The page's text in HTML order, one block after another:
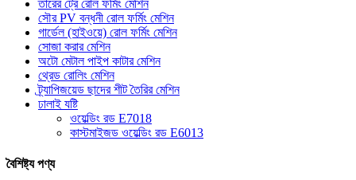
তারের ট্রে রোল ফর্মিং মেশিন
সৌর PV বন্ধনী রোল ফর্মিং মেশিন
গার্ডেল (হাইওয়ে) রোল ফর্মিং মেশিন
সোজা করার মেশিন
অটো মেটাল পাইপ কাটার মেশিন
থ্রেড রোলিং মেশিন
ট্র্যাপিজয়েড ছাদের শীট তৈরির মেশিন
ঢালাই যষ্টি
ওয়েল্ডিং রড E7018
কাস্টমাইজড ওয়েল্ডিং রড E6013
বৈশিষ্ট্য পণ্য